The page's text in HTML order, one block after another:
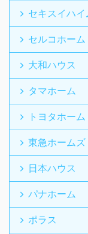
セキスイハイ
セルコホーム
大和ハウス
タマホーム
トヨタホーム
東急ホームズ
日本ハウス
パナホーム
ポラス